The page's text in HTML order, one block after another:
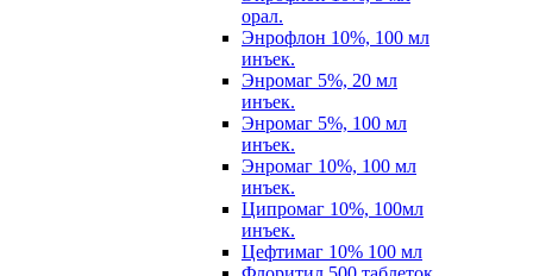
орал.
Энрофлон 10%, 100 мл
инъек.
Энромаг 5%, 20 мл
инъек.
Энромаг 5%, 100 мл
инъек.
Энромаг 10%, 100 мл
инъек.
Ципромаг 10%, 100мл
инъек.
Цефтимаг 10% 100 мл